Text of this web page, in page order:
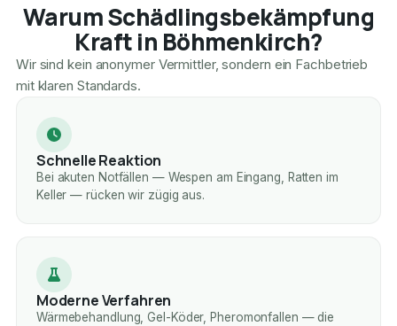
Warum Schädlingsbekämpfung
Kraft in Böhmenkirch?
Wir sind kein anonymer Vermittler, sondern ein Fachbetrieb
mit klaren Standards.
Schnelle Reaktion
Bei akuten Notfällen — Wespen am Eingang, Ratten im
Keller — rücken wir zügig aus.
Moderne Verfahren
Wärmebehandlung, Gel-Köder, Pheromonfallen — die